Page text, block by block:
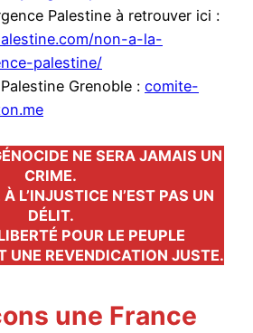
Palestine à retrouver ici :
non-a-la-
palestine/
Grenoble : comite-
NE SERA JAMAIS UN
CRIME.
L’INJUSTICE N’EST PAS UN
DÉLIT.
POUR LE PEUPLE
UNE REVENDICATION JUSTE.
une France